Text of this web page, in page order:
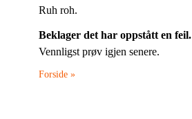
Ruh roh.
Beklager det har oppstått en feil.
Vennligst prøv igjen senere.
Forside »